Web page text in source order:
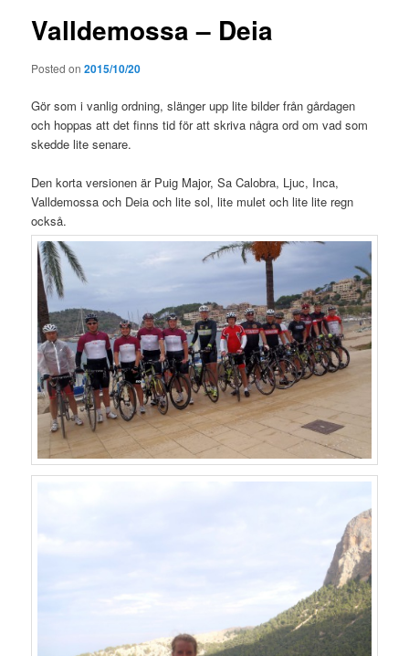
Valldemossa – Deia
Posted on2015/10/20
Gör som i vanlig ordning, slänger upp lite bilder från gårdagen
och hoppas att det finns tid för att skriva några ord om vad som
skedde lite senare.
Den korta versionen är Puig Major, Sa Calobra, Ljuc, Inca,
Valldemossa och Deia och lite sol, lite mulet och lite lite regn
också.